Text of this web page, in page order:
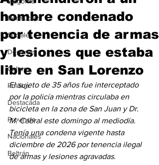
Bermúdez
Sociales
Deportes
Cultura
Política
Destacada
Provincia
Nacionales
Beltrán
hombre condenado
por tenencia de armas
y lesiones que estaba
libre en San Lorenzo
El sujeto de 35 años fue interceptado
por la policía mientras circulaba en
bicicleta en la zona de San Juan y Dr.
M. Cabral este domingo al mediodía.
Tenía una condena vigente hasta
diciembre de 2026 por tenencia ilegal
de armas y lesiones agravadas.